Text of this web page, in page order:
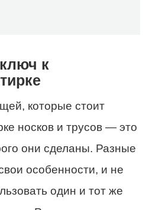
к
которые стоит
носков и трусов — это
они сделаны. Разные
особенности, и не
один и тот же